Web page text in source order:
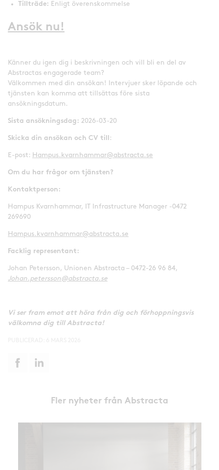
Tillträde: Enligt överenskommelse
Ansök nu!
Känner du igen dig i beskrivningen och vill bli en del av
Abstractas engagerade team?
Välkommen med din ansökan! Intervjuer sker löpande och
tjänsten kan komma att tillsättas före sista
ansökningsdatum.
Sista ansökningsdag: 2026-03-20
Skicka din ansökan och CV till :
E-post: Hampus.kvarnhammar@abstracta.se
Om du har frågor om tjänsten?
Kontaktperson:
Hampus Kvarnhammar, IT Infrastructure Manager -0472
269690
Hampus.kvarnhammar@abstracta.se
Facklig representant:
Johan Petersson, Unionen Abstracta – 0472-26 96 84,
Johan.petersson@abstracta.se
Vi ser fram emot att höra från dig och förhoppningsvis
välkomna dig till Abstracta!
Fler nyheter från Abstracta